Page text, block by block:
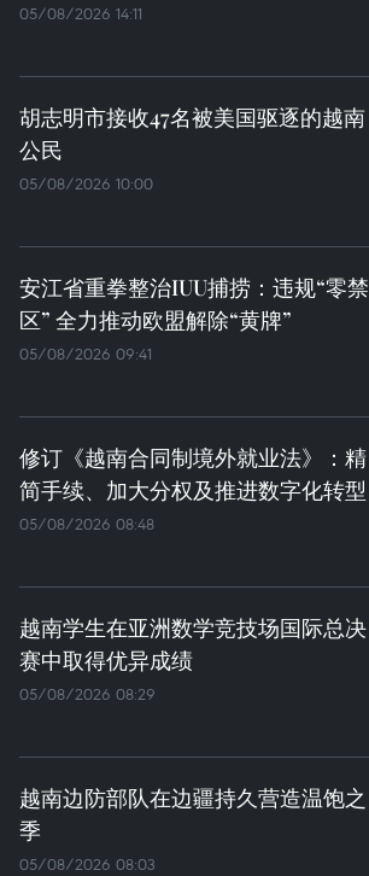
05/08/2026 14:11
胡志明市接收47名被美国驱逐的越南
公民
05/08/2026 10:00
安江省重拳整治IUU捕捞：违规“零禁
区” 全力推动欧盟解除“黄牌”
05/08/2026 09:41
修订《越南合同制境外就业法》：精
简手续、加大分权及推进数字化转型
05/08/2026 08:48
越南学生在亚洲数学竞技场国际总决
赛中取得优异成绩
05/08/2026 08:29
越南边防部队在边疆持久营造温饱之
季
05/08/2026 08:03